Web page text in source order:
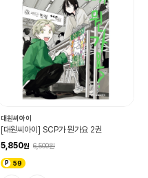
대원씨아이
[대원씨아이] SCP가 뭔가요 2권
5,850
6,500
59